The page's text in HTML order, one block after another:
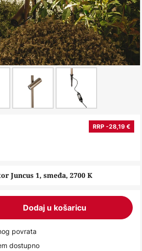
Juncus 1, smeđa, 2700 K
RRP -28,19 €
Dodaj u košaricu
povrata
dostupno